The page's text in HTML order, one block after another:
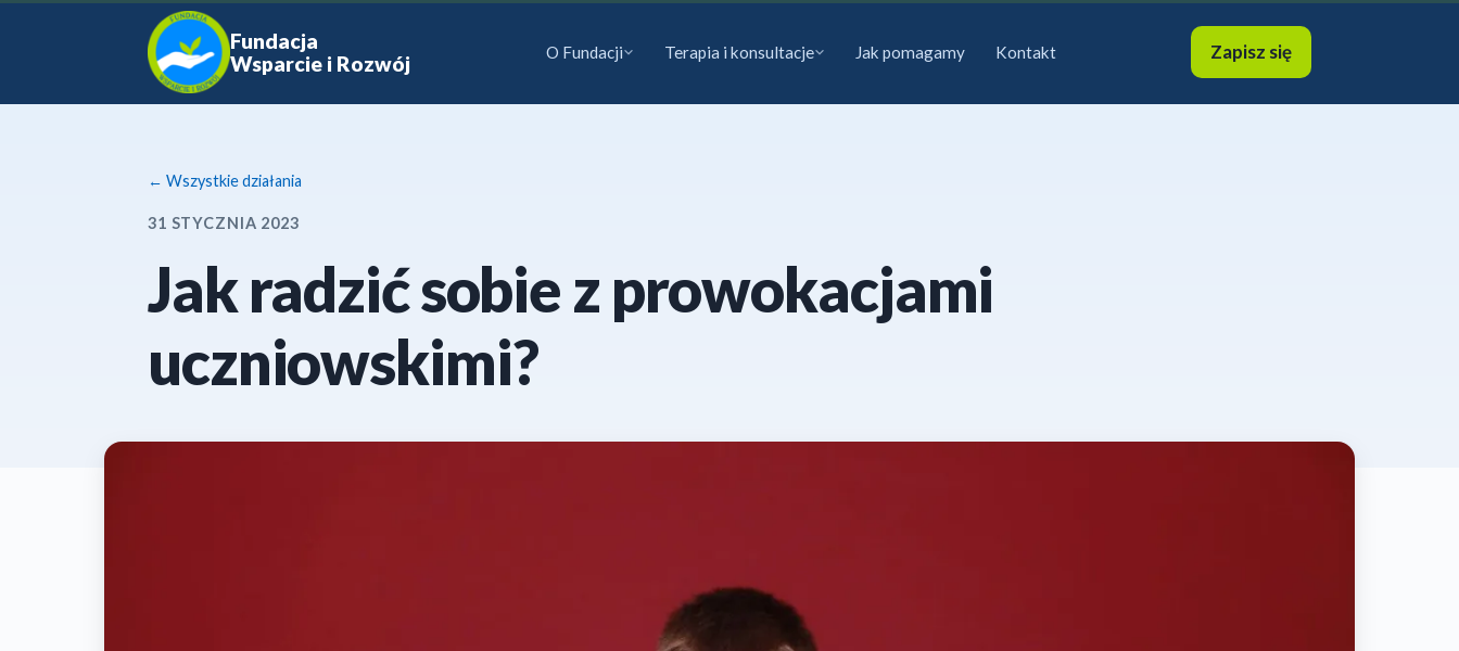
Fundacja
Wsparcie i Rozwój
O Fundacji Terapia i konsultacje Jak pomagamy Kontakt Zapisz się
← Wszystkie działania
31 STYCZNIA 2023
Jak radzić sobie z prowokacjami
uczniowskimi?